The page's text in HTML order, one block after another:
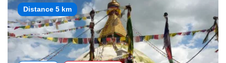
Distance 5 km